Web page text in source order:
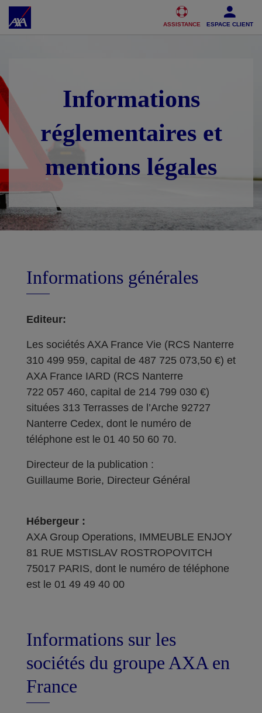
Accéder au Contenu Accéder au Pied de page
ASSISTANCE ESPACE CLIENT
Informations
réglementaires et
mentions légales
Informations générales
Editeur:
Les sociétés AXA France Vie (RCS Nanterre
310 499 959, capital de 487 725 073,50 €) et
AXA France IARD (RCS Nanterre
722 057 460, capital de 214 799 030 €)
situées 313 Terrasses de l’Arche 92727
Nanterre Cedex, dont le numéro de
téléphone est le 01 40 50 60 70.
Directeur de la publication :
Guillaume Borie, Directeur Général
Hébergeur :
AXA Group Operations, IMMEUBLE ENJOY
81 RUE MSTISLAV ROSTROPOVITCH
75017 PARIS, dont le numéro de téléphone
est le 01 49 49 40 00
Informations sur les
sociétés du groupe AXA en
France